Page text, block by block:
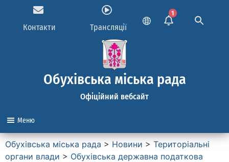
Контакти Трансляції
1
Обухівська міська рада
Офіційний вебсайт
Меню
Обухівська міська рада > Новини > Територіальні
органи влади > Обухівська державна податкова